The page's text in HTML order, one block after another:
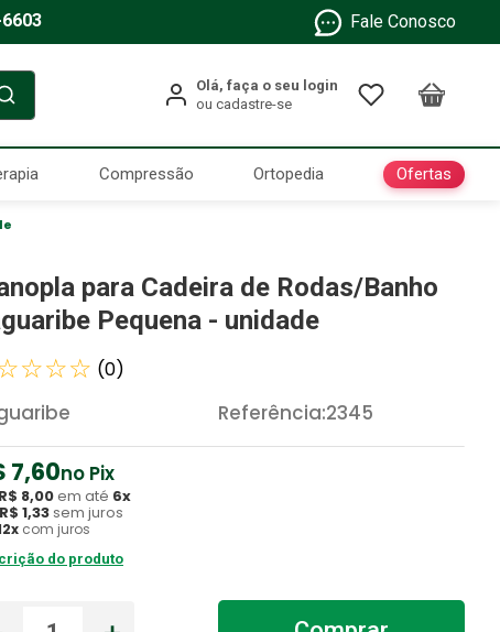
Fale Conosco
Compressão Ortopedia Ofertas
para Cadeira de Rodas/Banho
Pequena - unidade
☆☆☆ (0)
Referência:2345
7,60no Pix
R$ 8,00em até 6x
R$ 1,33 sem juros
x com juros
do produto